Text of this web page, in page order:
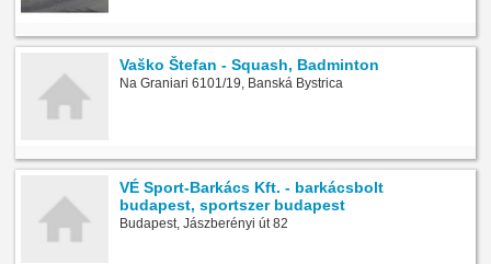
Vaško Štefan - Squash, Badminton
Na Graniari 6101/19, Banská Bystrica
VÉ Sport-Barkács Kft. - barkácsbolt
budapest, sportszer budapest
Budapest, Jászberényi út 82